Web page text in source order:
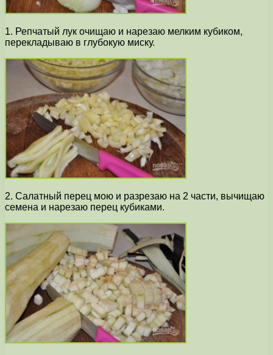
1. Репчатый лук очищаю и нарезаю мелким кубиком,
перекладываю в глубокую миску.
2. Салатный перец мою и разрезаю на 2 части, вычищаю
семена и нарезаю перец кубиками.